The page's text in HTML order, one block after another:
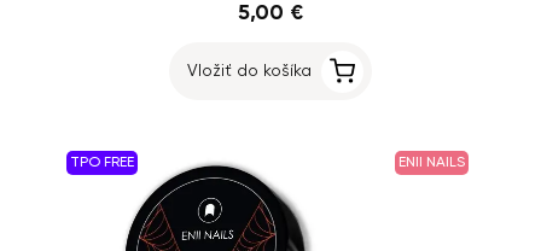
5,00 €
Vložiť do košíka
TPO FREE ENII NAILS